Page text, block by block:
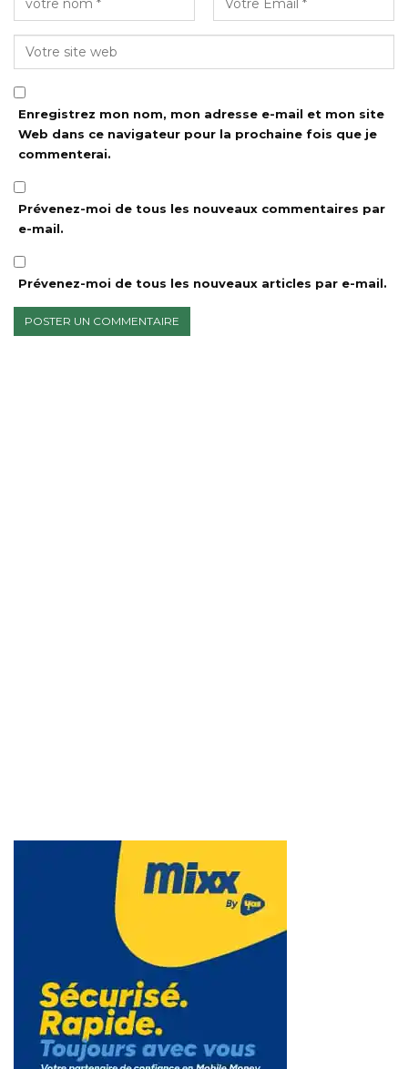
Enregistrez mon nom, mon adresse e-mail et mon site
Web dans ce navigateur pour la prochaine fois que je
commenterai.
Prévenez-moi de tous les nouveaux commentaires par
e-mail.
Prévenez-moi de tous les nouveaux articles par e-mail.